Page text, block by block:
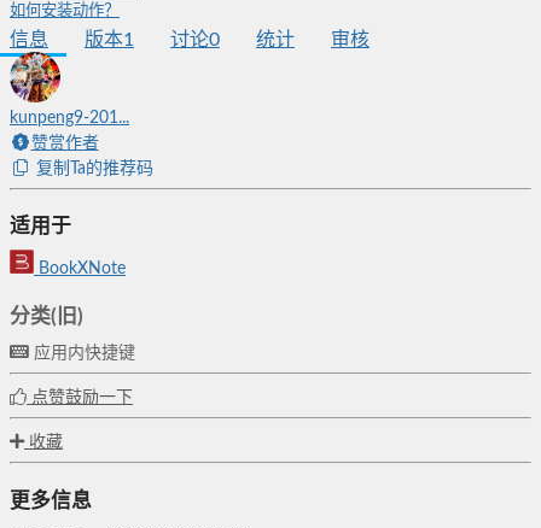
如何安装动作？
信息 版本1 讨论0 统计 审核
kunpeng9-201...
赞赏作者
复制Ta的推荐码
适用于
BookXNote
分类(旧)
应用内快捷键
点赞鼓励一下
收藏
更多信息